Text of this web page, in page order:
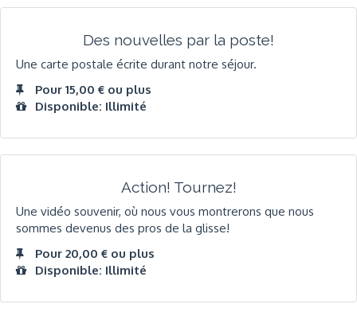
Des nouvelles par la poste!
Une carte postale écrite durant notre séjour.
Pour 15,00 € ou plus
Disponible: Illimité
Action! Tournez!
Une vidéo souvenir, où nous vous montrerons que nous
sommes devenus des pros de la glisse!
Pour 20,00 € ou plus
Disponible: Illimité